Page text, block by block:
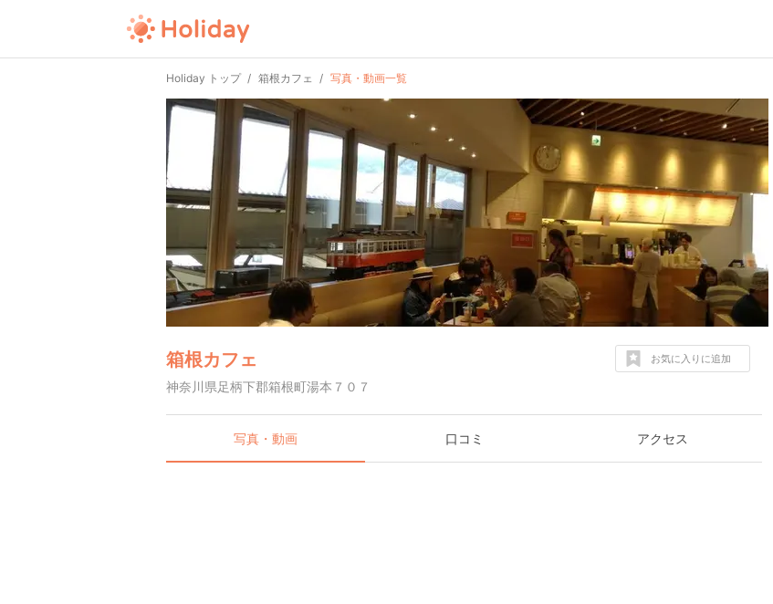
Holiday トップ 箱根カフェ 写真・動画一覧
箱根カフェ
神奈川県足柄下郡箱根町湯本７０７
お気に入りに追加
写真・動画 口コミ アクセス